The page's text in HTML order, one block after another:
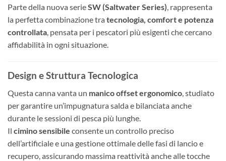
Parte della nuova serieSW (Saltwater Series), rappresenta
la perfetta combinazione tra tecnologia, comfort e potenza
controllata, pensata per i pescatori più esigenti che cercano
affidabilità in ogni situazione.
Design e Struttura Tecnologica
Questa canna vanta un manico offset ergonomico, studiato
per garantire un’impugnatura salda e bilanciata anche
durante le sessioni di pesca più lunghe.
Il cimino sensibile consente un controllo preciso
dell’artificiale e una gestione ottimale delle fasi di lancio e
recupero, assicurando massima reattività anche alle tocche